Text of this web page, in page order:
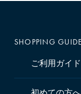
SHOPPING GUIDE
ご利用ガイド